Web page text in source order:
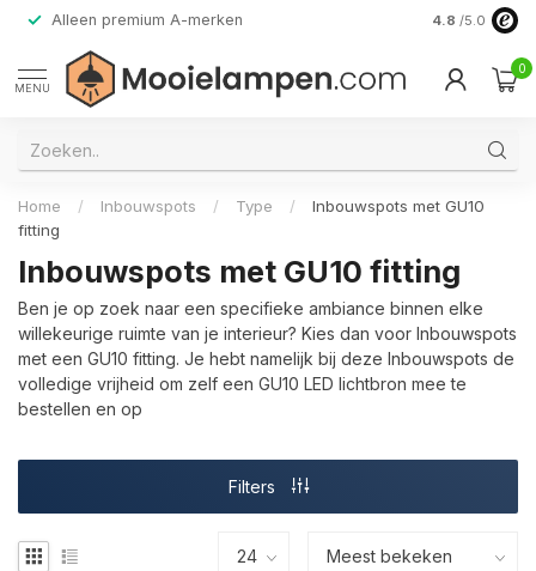
Alleen premium A-merken 4.8 /5.0
MENU
0
Home / Inbouwspots / Type /
Inbouwspots met GU10
fitting
Inbouwspots met GU10 fitting
Ben je op zoek naar een specifieke ambiance binnen elke
willekeurige ruimte van je interieur? Kies dan voor Inbouwspots
met een GU10 fitting. Je hebt namelijk bij deze Inbouwspots de
volledige vrijheid om zelf een GU10 LED lichtbron mee te
bestellen en op
Filters